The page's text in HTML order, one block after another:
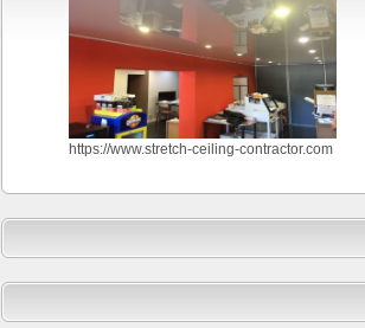
https://www.stretch-ceiling-contractor.com